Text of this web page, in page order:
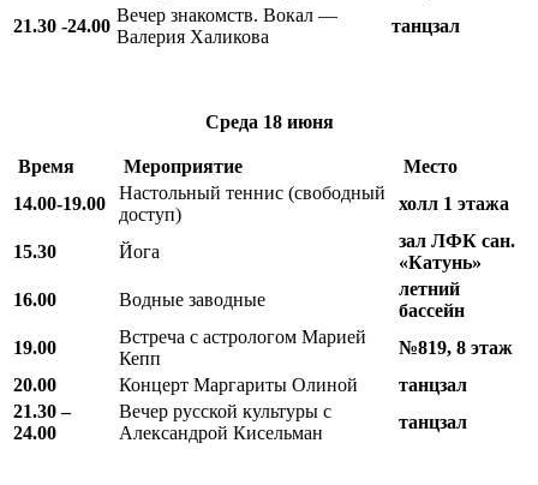
21.30 -24.00
Вечер знакомств. Вокал —
Валерия Халикова
танцзал
Среда 18 июня
Время Мероприятие
Место
14.00-19.00
Настольный теннис (свободный
доступ)
холл 1 этажа
15.30 Йога
зал ЛФК сан.
«Катунь»
16.00
Водные заводные
летний
бассейн
19.00
Встреча с астрологом Марией
Кепп
№819, 8 этаж
20.00
Концерт Маргариты Олиной
танцзал
21.30 –
24.00
Вечер русской культуры с
Александрой Кисельман
танцзал